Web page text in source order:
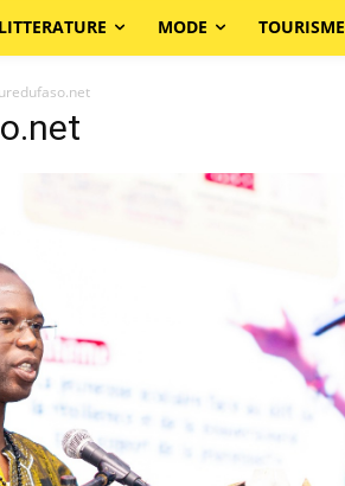
LITTERATURE MODE TOURISME